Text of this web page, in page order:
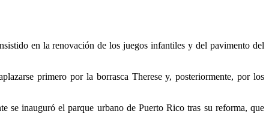
en la renovación de los juegos infantiles y del pavimento del
primero por la borrasca Therese y, posteriormente, por los
se inauguró el parque urbano de Puerto Rico tras su reforma, que